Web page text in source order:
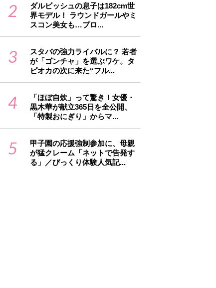
2
ダルビッシュの息子は182cm世
界モデル！ ラウンドガールやミ
スコン美女も…プロ...
3
スタバの強力ライバルに？ 若者
が「ゴンチャ」を選ぶワケ。タ
ピオカの次に来た“フル...
4
「ほぼ自炊」って驚き！女優・
黒木華が献立365日を全公開、
「特製おにぎり」からマ...
5
甲子園の応援強制参加に、母親
が猛クレーム「ネットで告発す
る」／びっくり体験人気記...